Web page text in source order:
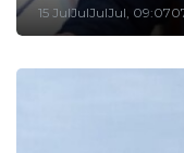
15 JulJulJulJul,